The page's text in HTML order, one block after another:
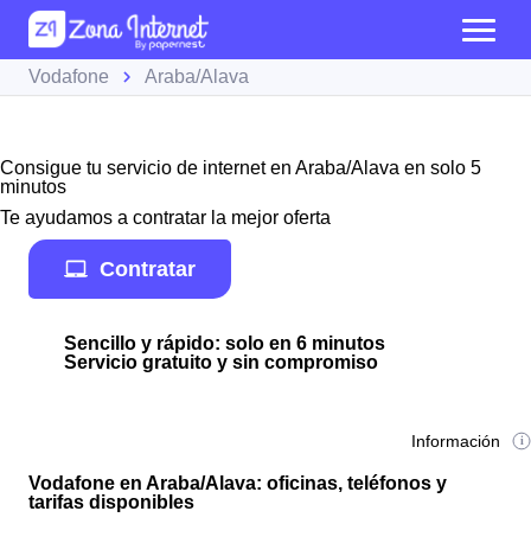
Vodafone Araba/Alava
Consigue tu servicio de internet en Araba/Alava en solo 5
minutos
Te ayudamos a contratar la mejor oferta
Contratar
Sencillo y rápido: solo en 6 minutos
Servicio gratuito y sin compromiso
Información
Vodafone en Araba/Alava: oficinas, teléfonos y
tarifas disponibles